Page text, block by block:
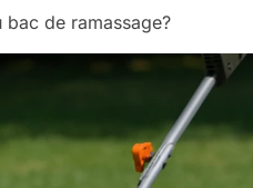
de ramassage?